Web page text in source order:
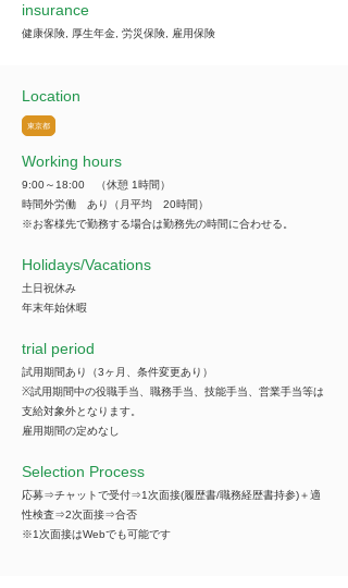
insurance
健康保険, 厚生年金, 労災保険, 雇用保険
Location
東京都
Working hours
9:00～18:00 （休憩 1時間）
時間外労働 あり（月平均 20時間）
※お客様先で勤務する場合は勤務先の時間に合わせる。
​Holidays/Vacations
土日祝休み
年末年始休暇
trial period
試用期間あり（3ヶ月、条件変更あり）
※試用期間中の役職手当、職務手当、技能手当、営業手当等は
支給対象外となります。
雇用期間の定めなし
Selection Process
応募⇒チャットで受付⇒1次面接(履歴書/職務経歴書持参)＋適
性検査⇒2次面接⇒合否
※1次面接はWebでも可能です